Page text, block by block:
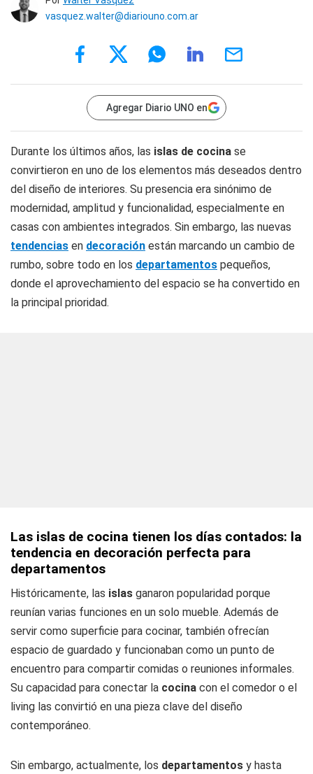
vasquez.walter@diariouno.com.ar
Agregar Diario UNO en
Durante los últimos años, las islas de cocina se
convirtieron en uno de los elementos más deseados dentro
del diseño de interiores. Su presencia era sinónimo de
modernidad, amplitud y funcionalidad, especialmente en
casas con ambientes integrados. Sin embargo, las nuevas
tendencias en decoración están marcando un cambio de
rumbo, sobre todo en los departamentos pequeños,
donde el aprovechamiento del espacio se ha convertido en
la principal prioridad.
Las islas de cocina tienen los días contados: la
tendencia en decoración perfecta para
departamentos
Históricamente, las islas ganaron popularidad porque
reunían varias funciones en un solo mueble. Además de
servir como superficie para cocinar, también ofrecían
espacio de guardado y funcionaban como un punto de
encuentro para compartir comidas o reuniones informales.
Su capacidad para conectar la cocina con el comedor o el
living las convirtió en una pieza clave del diseño
contemporáneo.
Sin embargo, actualmente, los departamentos y hasta